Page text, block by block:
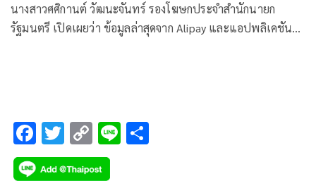
นางสาวศศิกานต์ วัฒนะจันทร์ รองโฆษกประจำสำนักนายก
รัฐมนตรี เปิดเผยว่า ข้อมูลล่าสุดจาก Alipay และแอปพลิเคชันใน
F
ac
e
T
wi
tt
C
o
p
Li